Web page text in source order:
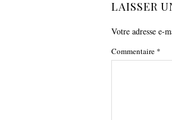
LAISSER
Votre adresse e-
Commentaire *